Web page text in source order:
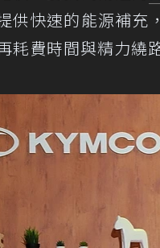
供快速的能源補充
耗費時間與精力繞